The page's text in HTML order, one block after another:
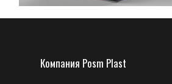
Компания Posm Plast